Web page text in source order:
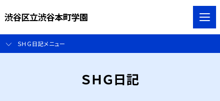
渋谷区立渋谷本町学園
ＳＨＧ日記メニュー
ＳＨＧ日記